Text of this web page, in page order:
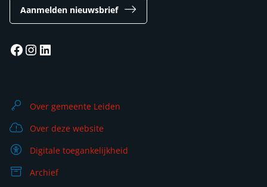
Aanmelden nieuwsbrief
Facebook
Instagram
LinkedIn
Over gemeente Leiden
Over deze website
Digitale toegankelijkheid
Archief